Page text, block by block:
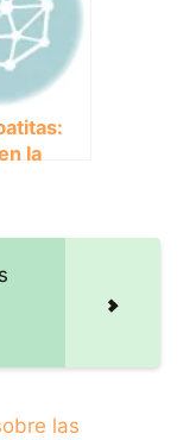
la
las